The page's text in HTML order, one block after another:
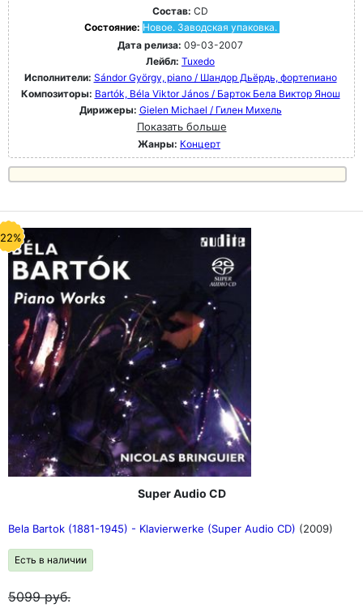
Состав: CD
Состояние: Новое. Заводская упаковка.
Дата релиза: 09-03-2007
Лейбл: Tuxedo
Исполнители: Sándor György, piano / Шандор Дьёрдь, фортепиано
Композиторы: Bartók, Béla Viktor János / Барток Бела Виктор Янош
Дирижеры: Gielen Michael / Гилен Михель
Показать больше
Жанры: Концерт
Super Audio CD
Bela Bartok (1881-1945) - Klavierwerke (Super Audio CD) (2009)
Есть в наличии
5099руб.